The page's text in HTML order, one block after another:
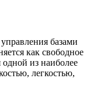
базами
как свободное
из наиболее
легкостью,